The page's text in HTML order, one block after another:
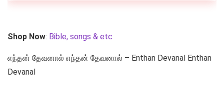
Shop Now: Bible, songs & etc
எந்தன் தேவனால் எந்தன் தேவனால் – Enthan Devanal Enthan
Devanal